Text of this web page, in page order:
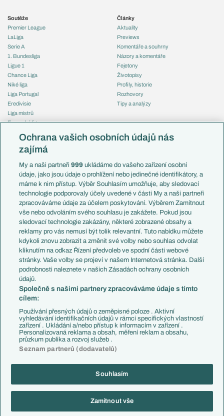
Soutěže
Premier League
LaLiga
Serie A
1. Bundesliga
Ligue 1
Chance Liga
Niké liga
Liga Portugal
Eredivisie
Liga mistrů
Evropská liga
Mistrovství světa
Liga národů
Témata
Představení týmů MS
EuroSkauting
PL v kostce
Evropské koeficienty
Přestupy
Přestupové spekulace
Zranění
Kluby
Arsenal FC
Chelsea FC
Manchester United
AC Milán
Juventus FC
Bayern Mnichov
FC Barcelona
Real Madrid
Články
Aktuality
Previews
Komentáře a souhrny
Názory a komentáře
Fejetony
Životopisy
Profily, historie
Rozhovory
Tipy a analýzy
Česko
Francie
Itálie
Německo
Španělsko
Argentina
Brazílie
Přestupy
Zápasy
Livescore
Tipovací soutěž
Copyright © 2001-2026 EuroFotbal.cz. Využíváme zpravodajství ČTK.
Informace o zpracování osobních údajů
Ochrana vašich osobních údajů nás
zajímá
My a naši partneři999 ukládáme do vašeho zařízení osobní
údaje, jako jsou údaje o prohlížení nebo jedinečné identifikátory, a
máme k nim přístup. Výběr Souhlasím umožňuje, aby sledovací
technologie podporovaly účely uvedené v části My a naši partneři
zpracováváme údaje za účelem poskytování. Výběrem Zamítnout
vše nebo odvoláním svého souhlasu je zakážete. Pokud jsou
sledovací technologie zakázány, některé zobrazené obsahy a
reklamy pro vás nemusí být tolik relevantní. Tuto nabídku můžete
kdykoli znovu zobrazit a změnit své volby nebo souhlas odvolat
kliknutím na odkaz Řízení předvoleb ve spodní části webové
stránky. Vaše volby se projeví v našem Internetová stránka. Další
podrobnosti naleznete v našich Zásadách ochrany osobních
údajů.
Společně s našimi partnery zpracováváme údaje s tímto
cílem:
Používání přesných údajů o zeměpisné poloze . Aktivní
vyhledávání identifikačních údajů v rámci specifických vlastností
zařízení . Ukládání a/nebo přístup k informacím v zařízení .
Personalizovaná reklama a obsah, měření reklam a obsahu,
průzkum publika a rozvoj služeb .
Seznam partnerů (dodavatelů)
Souhlasím
Zamítnout vše